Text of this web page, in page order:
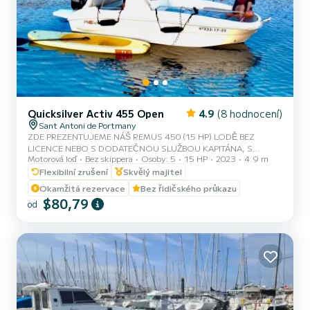
Quicksilver Activ 455 Open 4.9 (8 hodnocení)
Sant Antoni de Portmany
ZDE PREZENTUJEME NÁŠ REMUS 450 (15 HP) LODĚ BEZ
LICENCE NEBO S DODATEČNOU SLUŽBOU KAPITÁNA, S
KAPACITOU PRO 5 OSOB, V NAŠEM PRONÁJMU ZDARMA
POSKYTUJEME PÁDLOVÁNÍ A ŠNORKLOVACÍ MASKY, S
TOUTO LODÍ PROŽIJETE NEZAPOMENUTELNÝ ZÁŽITEK NA
OSTROVĚ IBIZA. **AKČNÍ NABÍDKA PRO PÁRY, ZÍSKEJTE SVOJI
DÁREKOVÝ ZÁŽITEK.** VÝHODY REZERVACE TÉTO LODĚ: •
ZDARMA. • BLUETOOTH HUDBA. • CHLADNIČKA NA LODI....
Motorová loď Bez skippera Osoby: 5 15 HP 2023
4.9 m
Flexibilní zrušení
Skvělý majitel
Okamžitá rezervace
Bez řidičského průkazu
od $80,79